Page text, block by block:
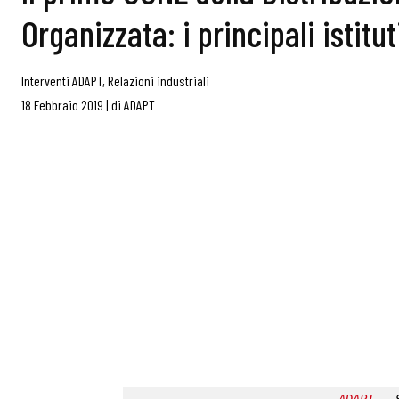
Organizzata: i principali
Interventi ADAPT, Relazioni industriali
18 Febbraio 2019 | di ADAPT